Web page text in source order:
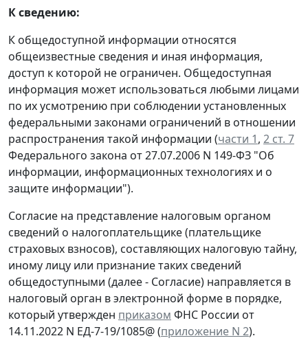
К сведению:
К общедоступной информации относятся
общеизвестные сведения и иная информация,
доступ к которой не ограничен. Общедоступная
информация может использоваться любыми лицами
по их усмотрению при соблюдении установленных
федеральными законами ограничений в отношении
распространения такой информации (части 1, 2 ст. 7
Федерального закона от 27.07.2006 N 149-ФЗ "Об
информации, информационных технологиях и о
защите информации").
Согласие на представление налоговым органом
сведений о налогоплательщике (плательщике
страховых взносов), составляющих налоговую тайну,
иному лицу или признание таких сведений
общедоступными (далее - Согласие) направляется в
налоговый орган в электронной форме в порядке,
который утвержден приказом ФНС России от
14.11.2022 N ЕД-7-19/1085@ (приложение N 2).